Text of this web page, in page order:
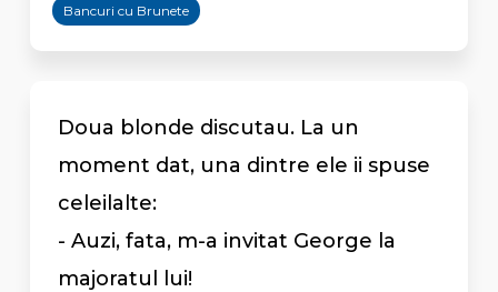
Bancuri cu Brunete
Doua blonde discutau. La un
moment dat, una dintre ele ii spuse
celeilalte:
- Auzi, fata, m-a invitat George la
majoratul lui!